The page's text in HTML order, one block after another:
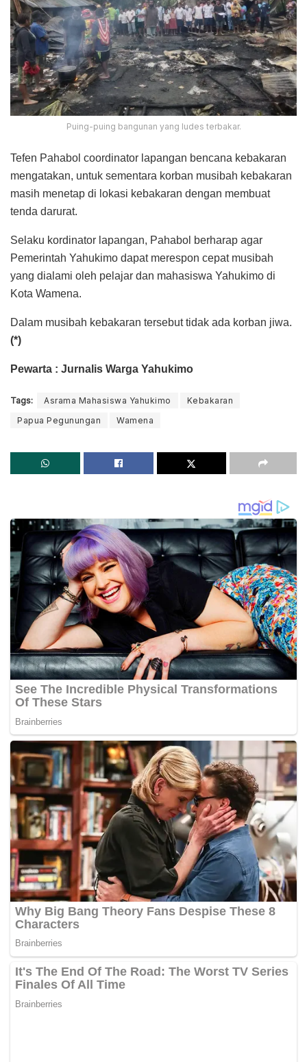
Puing-puing bangunan yang ludes terbakar.
Tefen Pahabol coordinator lapangan bencana kebakaran
mengatakan, untuk sementara korban musibah kebakaran
masih menetap di lokasi kebakaran dengan membuat
tenda darurat.
Selaku kordinator lapangan, Pahabol berharap agar
Pemerintah Yahukimo dapat merespon cepat musibah
yang dialami oleh pelajar dan mahasiswa Yahukimo di
Kota Wamena.
Dalam musibah kebakaran tersebut tidak ada korban jiwa.
(*)
Pewarta : Jurnalis Warga Yahukimo
Tags: Asrama Mahasiswa Yahukimo
Kebakaran
Papua Pegunungan
Wamena